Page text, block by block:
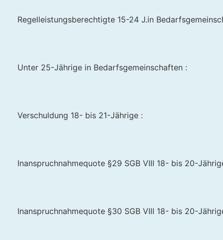
Regelleistungsberechtigte 15-24 J.in
Unter 25-Jährige in Bedarfsgemeinschaften :
Verschuldung 18- bis 21-Jährige :
Inanspruchnahmequote §29 SGB VIII 18- bis 20-
Inanspruchnahmequote §30 SGB VIII 18- bis 20-